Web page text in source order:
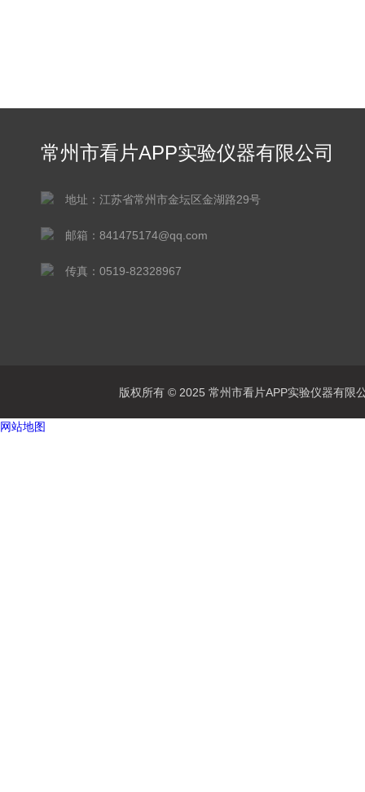
常州市看片APP实验仪器有限公司
地址：江苏省常州市金坛区金湖路29号
邮箱：841475174@qq.com
传真：0519-82328967
版权所有 © 2025 常州市看片APP实验仪器有
网站地图